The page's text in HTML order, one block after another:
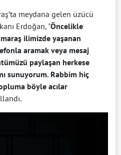
meydana gelen üzücü
Erdoğan, "Öncelikle
ilimizde yaşanan
aramak veya mesaj
paylaşan herkese
sunuyorum. Rabbim hiç
böyle acılar